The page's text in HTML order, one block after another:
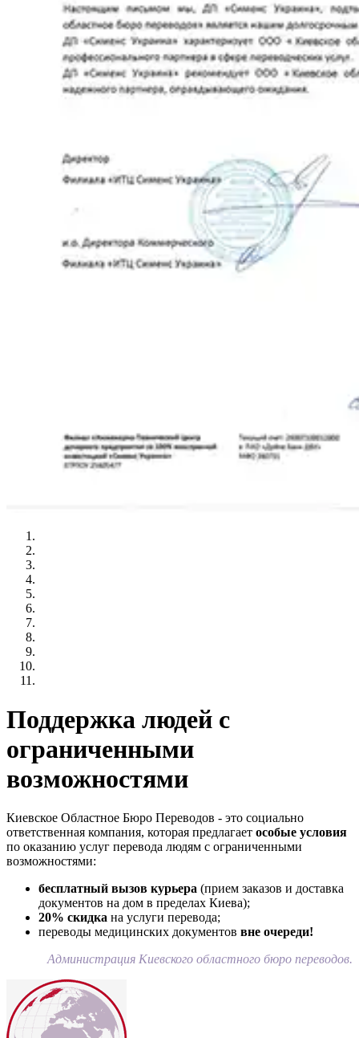
Поддержка людей с
ограниченными
возможностями
Киевское Областное Бюро Переводов - это социально
ответственная компания, которая предлагает особые условия
по оказанию услуг перевода людям с ограниченными
возможностями:
бесплатный вызов курьера (прием заказов и доставка
документов на дом в пределах Киева);
20% скидка на услуги перевода;
переводы медицинских документов вне очереди!
Администрация Киевского областного бюро переводов.